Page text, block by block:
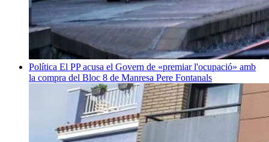
Política El PP acusa el Govern de «premiar l'ocupació» amb
la compra del Bloc 8 de Manresa Pere Fontanals